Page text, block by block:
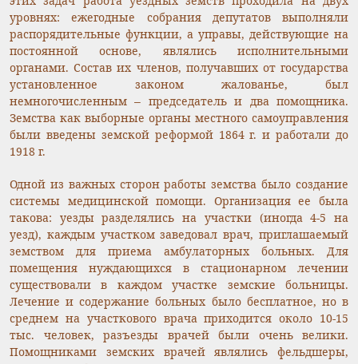
уровнях: ежегодные собрания депутатов выполняли
распорядительные функции, а управы, действующие на
постоянной основе, являлись исполнительными
органами. Состав их членов, получавших от государства
установленное законом жалованье, был
немногочисленным – председатель и два помощника.
Земства как выборные органы местного самоуправления
были введены земской реформой 1864 г. и работали до
1918 г.
Одной из важных сторон работы земства было создание
системы медицинской помощи. Организация ее была
такова: уезды разделялись на участки (иногда 4-5 на
уезд), каждым участком заведовал врач, приглашаемый
земством для приема амбулаторных больных. Для
помещения нуждающихся в стационарном лечении
существовали в каждом участке земские больницы.
Лечение и содержание больных было бесплатное, но в
среднем на участкового врача приходится около 10-15
тыс. человек, разъезды врачей были очень велики.
Помощниками земских врачей являлись фельдшеры,